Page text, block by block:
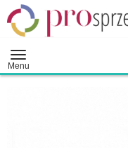
Menu